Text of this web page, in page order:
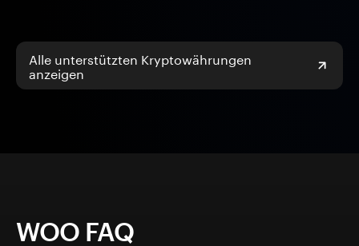
Alle unterstützten Kryptowährungen
anzeigen
WOO FAQ